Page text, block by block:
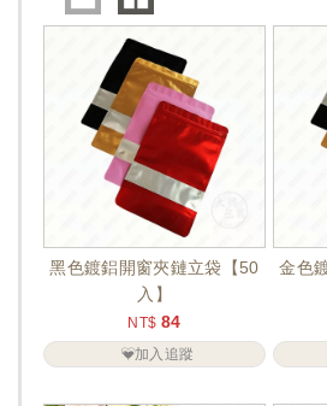
黑色鍍鋁開窗夾鏈立袋【50
入】
NT$ 84
加入追蹤
金色